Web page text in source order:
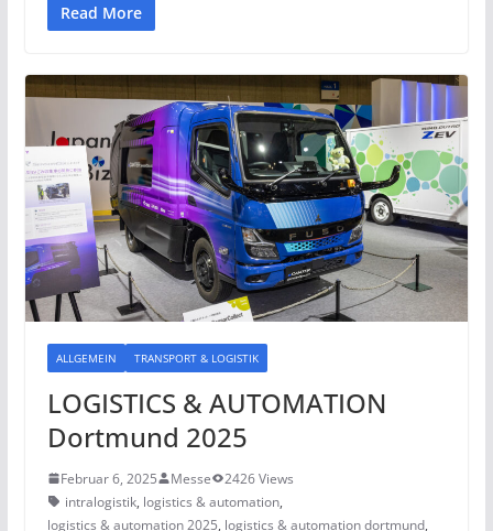
Read More
ALLGEMEIN TRANSPORT & LOGISTIK
LOGISTICS & AUTOMATION
Dortmund 2025
Februar 6, 2025 Messe
2426 Views
intralogistik, logistics & automation,
logistics & automation 2025, logistics & automation dortmund,